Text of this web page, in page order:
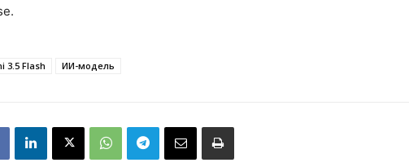
3.5 Flash ИИ-модель